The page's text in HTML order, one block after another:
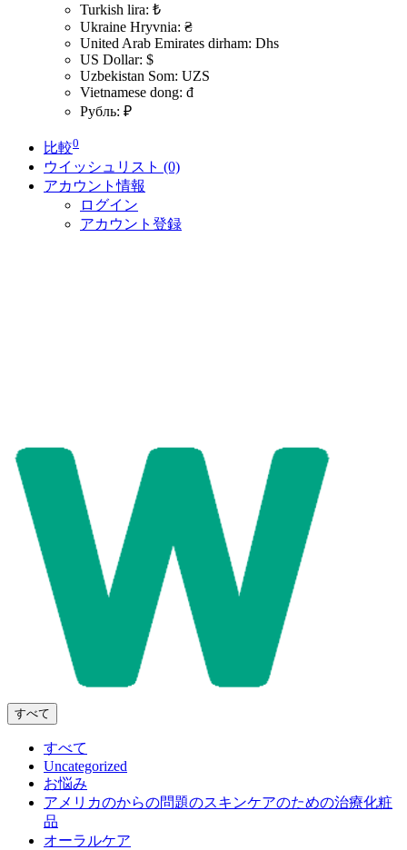
Turkish lira: ₺
Ukraine Hryvnia: ₴
United Arab Emirates dirham: Dhs
US Dollar: $
Uzbekistan Som: UZS
Vietnamese dong: đ
Рубль: ₽
比較0
ウイッシュリスト (0)
アカウント情報
ログイン
アカウント登録
すべて
すべて
Uncategorized
お悩み
アメリカのからの問題のスキンケアのための治療化粧
品
オーラルケア